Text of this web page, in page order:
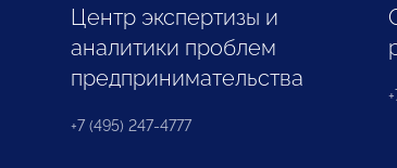
Центр экспертизы и
аналитики проблем
предпринимательства
+7 (495) 247-4777